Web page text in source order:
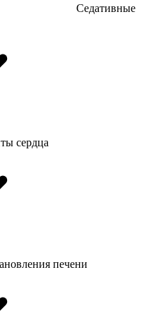
Седативные
сердца
печени